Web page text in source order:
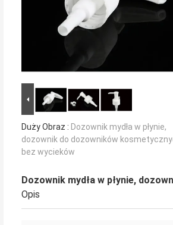
Duży Obraz : Dozownik mydła w płynie,
dozownik do dozowników
bez wycieków
Dozownik mydła w płynie,
Opis